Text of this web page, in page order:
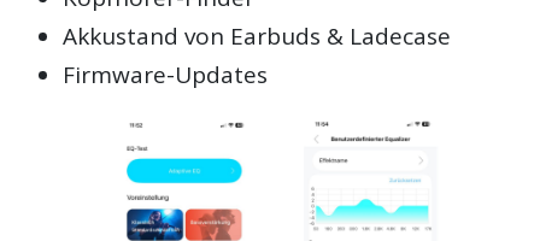
Akkustand von Earbuds & Ladecase
Firmware-Updates